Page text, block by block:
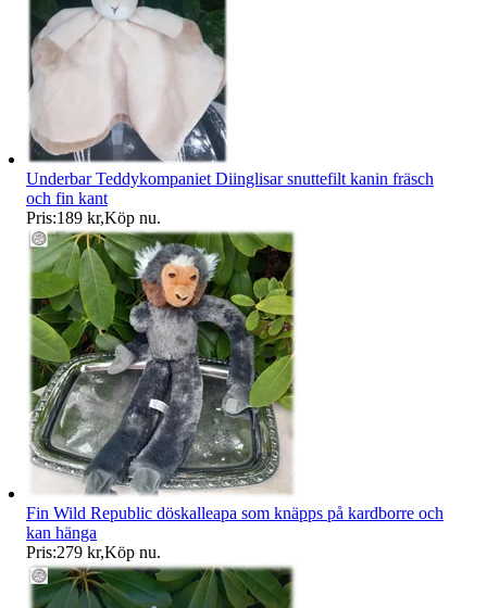
Underbar Teddykompaniet Diinglisar snuttefilt kanin fräsch
och fin kant
Pris:189 kr,Köp nu.
Fin Wild Republic döskalleapa som knäpps på kardborre och
kan hänga
Pris:279 kr,Köp nu.